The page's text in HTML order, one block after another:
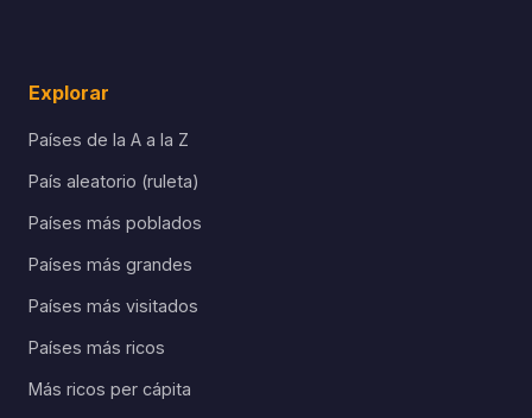
Explorar
Países de la A a la Z
País aleatorio (ruleta)
Países más poblados
Países más grandes
Países más visitados
Países más ricos
Más ricos per cápita